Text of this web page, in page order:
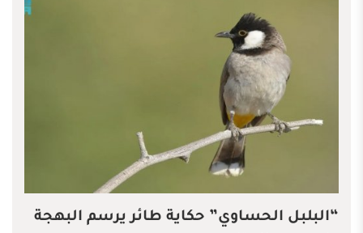
“البلبل الحساوي” حكاية طائر يرسم البهجة